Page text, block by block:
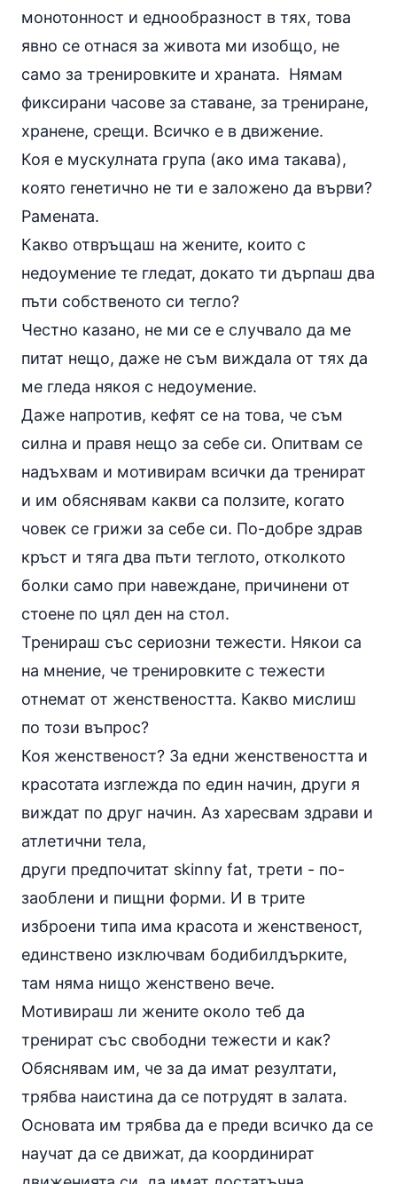
монотонност и еднообразност в тях, това
явно се отнася за живота ми изобщо, не
само за тренировките и храната. Нямам
фиксирани часове за ставане, за трениране,
хранене, срещи. Всичко е в движение.
Коя е мускулната група (ако има такава),
която генетично не ти е заложено да върви?
Рамената.
Какво отвръщаш на жените, които с
недоумение те гледат, докато ти дърпаш два
пъти собственото си тегло?
Честно казано, не ми се е случвало да ме
питат нещо, даже не съм виждала от тях да
ме гледа някоя с недоумение.
Даже напротив, кефят се на това, че съм
силна и правя нещо за себе си. Опитвам се
надъхвам и мотивирам всички да тренират
и им обяснявам какви са ползите, когато
човек се грижи за себе си. По-добре здрав
кръст и тяга два пъти теглото, отколкото
болки само при навеждане, причинени от
стоене по цял ден на стол.
Тренираш със сериозни тежести. Някои са
на мнение, че тренировките с тежести
отнемат от женствеността. Какво мислиш
по този въпрос?
Коя женственост? За едни женствеността и
красотата изглежда по един начин, други я
виждат по друг начин. Аз харесвам здрави и
атлетични тела,
други предпочитат skinny fat, трети - по-
заоблени и пищни форми. И в трите
изброени типа има красота и женственост,
единствено изключвам бодибилдърките,
там няма нищо женствено вече.
Мотивираш ли жените около теб да
тренират със свободни тежести и как?
Обяснявам им, че за да имат резултати,
трябва наистина да се потрудят в залата.
Основата им трябва да е преди всичко да се
научат да се движат, да координират